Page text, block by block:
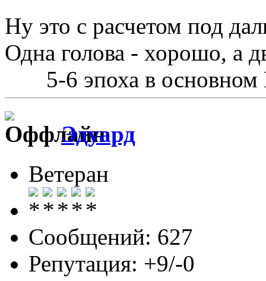
Ну это с расчетом под
Одна голова - хорошо, а
5-6 эпоха в основном
Эдуард
Ветеран
Сообщений: 627
Репутация: +9/-0